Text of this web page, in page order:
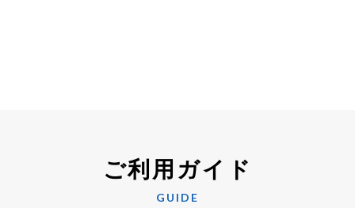
ご利用ガイド
GUIDE